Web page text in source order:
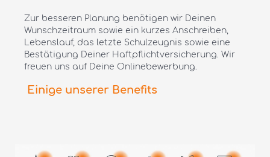
Zur besseren Planung benötigen wir Deinen
Wunschzeitraum sowie ein kurzes Anschreiben,
Lebenslauf, das letzte Schulzeugnis sowie eine
Bestätigung Deiner Haftpflichtversicherung. Wir
freuen uns auf Deine Onlinebewerbung.
Einige unserer Benefits